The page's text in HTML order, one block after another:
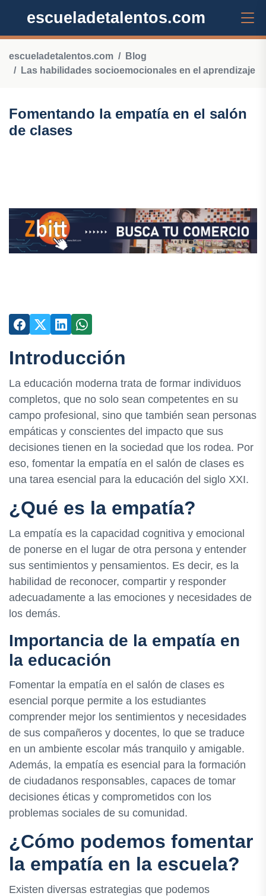
escueladetalentos.com
escueladetalentos.com
Blog
Las habilidades socioemocionales en el aprendizaje
Fomentando la empatía en el salón
de clases
Introducción
La educación moderna trata de formar individuos
completos, que no solo sean competentes en su
campo profesional, sino que también sean personas
empáticas y conscientes del impacto que sus
decisiones tienen en la sociedad que los rodea. Por
eso, fomentar la empatía en el salón de clases es
una tarea esencial para la educación del siglo XXI.
¿Qué es la empatía?
La empatía es la capacidad cognitiva y emocional
de ponerse en el lugar de otra persona y entender
sus sentimientos y pensamientos. Es decir, es la
habilidad de reconocer, compartir y responder
adecuadamente a las emociones y necesidades de
los demás.
Importancia de la empatía en
la educación
Fomentar la empatía en el salón de clases es
esencial porque permite a los estudiantes
comprender mejor los sentimientos y necesidades
de sus compañeros y docentes, lo que se traduce
en un ambiente escolar más tranquilo y amigable.
Además, la empatía es esencial para la formación
de ciudadanos responsables, capaces de tomar
decisiones éticas y comprometidos con los
problemas sociales de su comunidad.
¿Cómo podemos fomentar
la empatía en la escuela?
Existen diversas estrategias que podemos